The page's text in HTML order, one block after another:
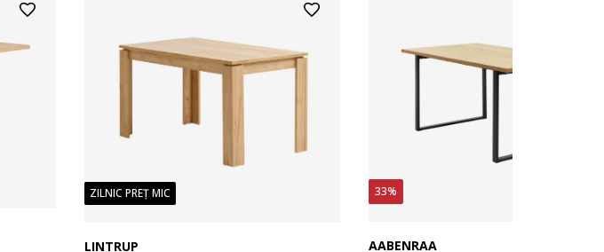
ZILNIC PREȚ MIC
LINTRUP
33%
AABENRAA